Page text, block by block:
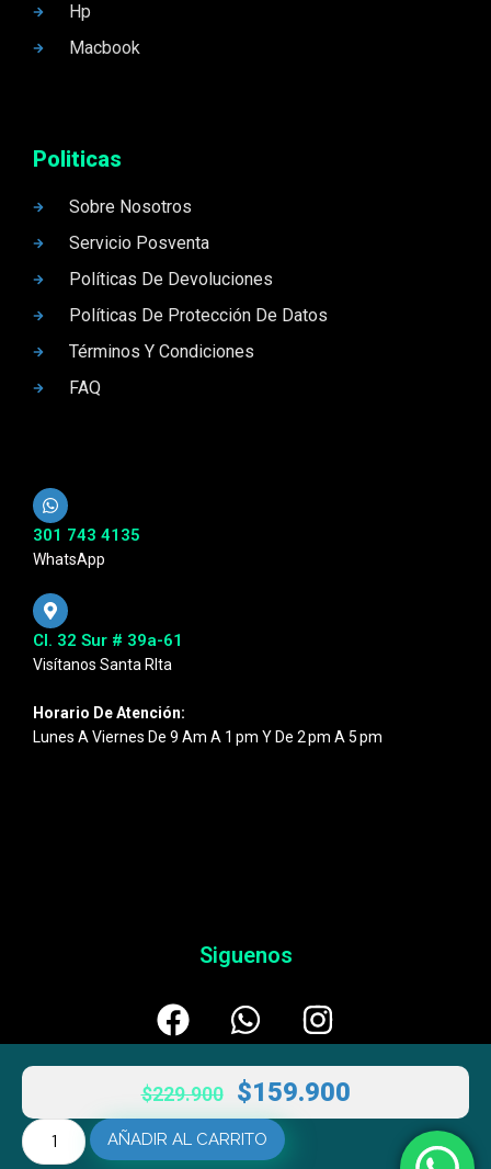
$229.900 $159.900
AÑADIR AL CARRITO
Hp
Macbook
Politicas
Sobre Nosotros
Servicio Posventa
Políticas De Devoluciones
Políticas De Protección De Datos
Términos Y Condiciones
FAQ
301 743 4135
WhatsApp
Cl. 32 Sur # 39a-61
Visítanos Santa RIta
Horario De Atención:
Lunes A Viernes De 9 Am A 1 Pm Y De 2 Pm A 5 Pm
Siguenos